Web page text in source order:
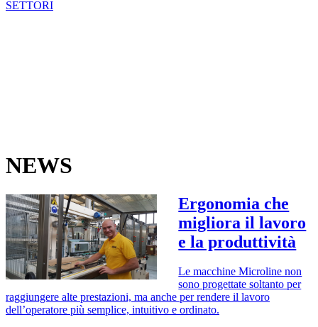
NEWS
Ergonomia che
migliora il lavoro
e la produttività
Le macchine Microline non
sono progettate soltanto per
raggiungere alte prestazioni, ma anche per rendere il lavoro
dell’operatore più semplice, intuitivo e ordinato.